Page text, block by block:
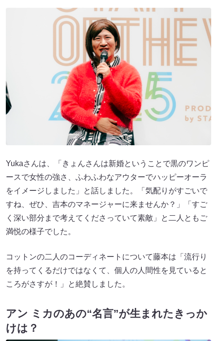
Yukaさんは、「きょんさんは新婚ということで黒のワンピ
ースで女性の強さ、ふわふわなアウターでハッピーオーラ
をイメージしました」と話しました。「気配りがすごいで
すね、ぜひ、吉本のマネージャーに来ませんか？」「すご
く深い部分まで考えてくださっていて素敵」と二人ともご
満悦の様子でした。
コットンの二人のコーディネートについて藤本は「流行り
を持ってくるだけではなくて、個人の人間性を見ていると
ころがさすが！」と絶賛しました。
アン ミカのあの“名言”が生まれたきっか
けは？